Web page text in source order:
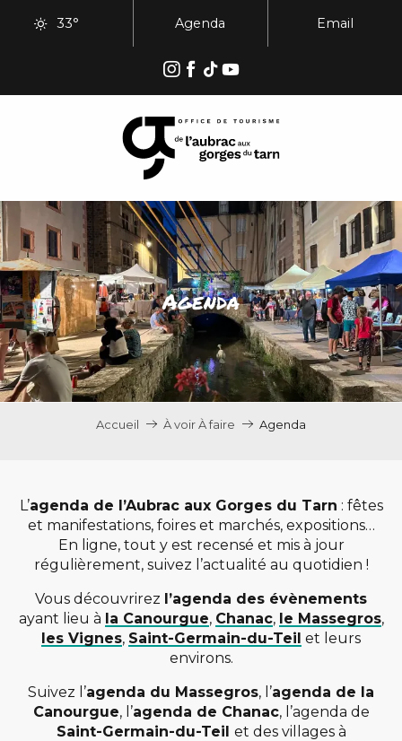
33° Agenda Email
Agenda
Accueil À voir À faire Agenda
L’agenda de l’Aubrac aux Gorges du Tarn : fêtes
et manifestations, foires et marchés, expositions…
En ligne, tout y est recensé et mis à jour
régulièrement, suivez l’actualité au quotidien !
Vous découvrirez l’agenda des évènements
ayant lieu à la Canourgue, Chanac, le Massegros,
les Vignes, Saint-Germain-du-Teil et leurs
environs.
Suivez l’agenda du Massegros, l’agenda de la
Canourgue, l’agenda de Chanac, l’agenda de
Saint-Germain-du-Teil et des villages à